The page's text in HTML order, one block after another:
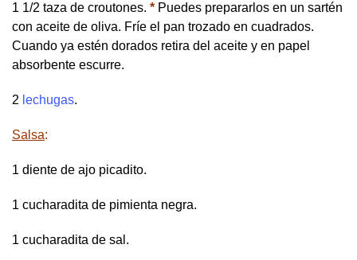
1 1/2 taza de croutones. * Puedes prepararlos en un sartén
con aceite de oliva. Fríe el pan trozado en cuadrados.
Cuando ya estén dorados retira del aceite y en papel
absorbente escurre.
2 lechugas.
Salsa:
1 diente de ajo picadito.
1 cucharadita de pimienta negra.
1 cucharadita de sal.